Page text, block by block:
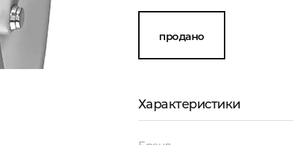
продано
Характеристики